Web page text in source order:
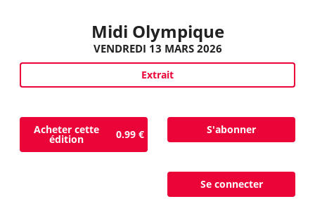
Midi Olympique
VENDREDI 13 MARS 2026
Extrait
Acheter cette
édition 0.99 € S'abonner
Se connecter